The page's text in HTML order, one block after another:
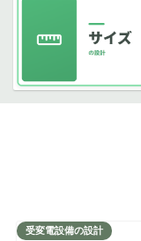
受変電設備の設計